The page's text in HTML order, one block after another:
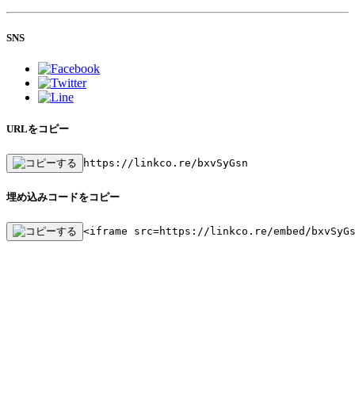
SNS
URLをコピー
https://linkco.re/bxvSyGsn
埋め込みコードをコピー
<iframe src=https://linkco.re/embed/